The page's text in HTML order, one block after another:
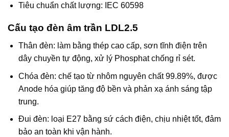
Tiêu chuẩn chất lượng: IEC 60598
Cấu tạo đèn âm trần LDL2.5
Thân đèn: làm bằng thép cao cấp, sơn tĩnh điện trên
dây chuyền tự động, xử lý Phosphat chống rỉ sét.
Chóa đèn: chế tạo từ nhôm nguyên chất 99.89%, được
Anode hóa giúp tăng độ bền và phản xạ ánh sáng tập
trung.
Đui đèn: loại E27 bằng sứ cách điện, chịu nhiệt tốt, đảm
bảo an toàn khi vận hành.